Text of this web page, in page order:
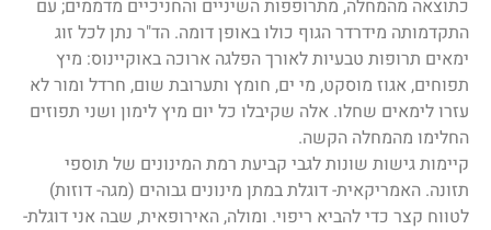
כתוצאה מהמחלה, מתרופפות השיניים והחניכיים מדממים; עם
התקדמותה מידרדר הגוף כולו באופן דומה. הד"ר נתן לכל זוג
ימאים תרופות טבעיות לאורך הפלגה ארוכה באוקיינוס: מיץ
תפוחים, אגוז מוסקט, מי ים, חומץ ותערובת שום, חרדל ומור לא
עזרו לימאים שחלו. אלה שקיבלו כל יום מיץ לימון ושני תפוזים
החלימו מהמחלה הקשה.
קיימות גישות שונות לגבי קביעת רמת המינונים של תוספי
תזונה. האמריקאית- דוגלת במתן מינונים גבוהים (מגה- דוזות)
לטווח קצר כדי להביא ריפוי. ומולה, האירופאית, שבה אני דוגלת-